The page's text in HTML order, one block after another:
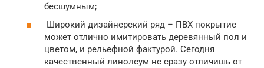
бесшумным;
Широкий дизайнерский ряд – ПВХ покрытие
может отлично имитировать деревянный пол и
цветом, и рельефной фактурой. Сегодня
качественный линолеум не сразу отличишь от